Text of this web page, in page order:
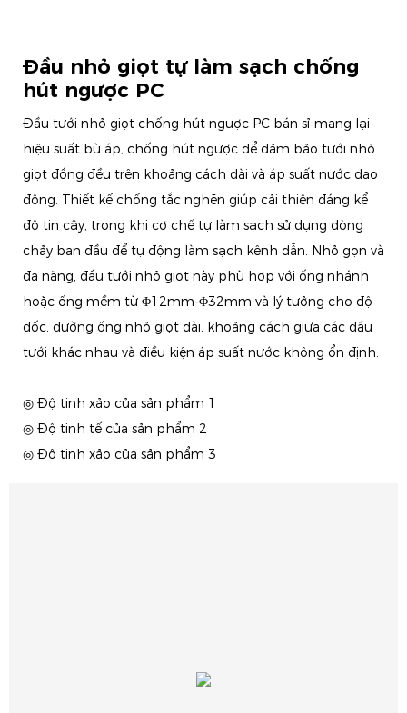
Đầu nhỏ giọt tự làm sạch chống
hút ngược PC
Đầu tưới nhỏ giọt chống hút ngược PC bán sỉ mang lại
hiệu suất bù áp, chống hút ngược để đảm bảo tưới nhỏ
giọt đồng đều trên khoảng cách dài và áp suất nước dao
động. Thiết kế chống tắc nghẽn giúp cải thiện đáng kể
độ tin cậy, trong khi cơ chế tự làm sạch sử dụng dòng
chảy ban đầu để tự động làm sạch kênh dẫn. Nhỏ gọn và
đa năng, đầu tưới nhỏ giọt này phù hợp với ống nhánh
hoặc ống mềm từ Φ12mm-Φ32mm và lý tưởng cho độ
dốc, đường ống nhỏ giọt dài, khoảng cách giữa các đầu
tưới khác nhau và điều kiện áp suất nước không ổn định.
◎ Độ tinh xảo của sản phẩm 1
◎ Độ tinh tế của sản phẩm 2
◎ Độ tinh xảo của sản phẩm 3